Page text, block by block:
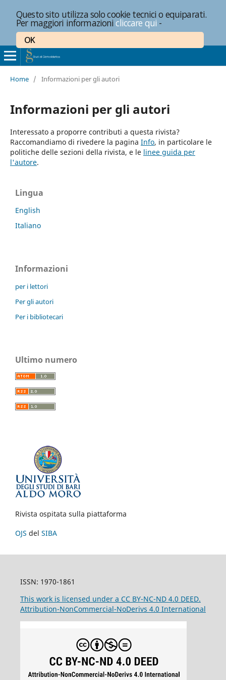
Questo sito utilizza solo cookie tecnici o equiparati.
Per maggiori informazionicliccare qui -
OK
Home / Informazioni per gli autori
Informazioni per gli autori
Interessato a proporre contributi a questa rivista?
Raccomandiamo di rivedere la pagina Info, in particolare le
politiche delle sezioni della rivista, e le linee guida per
l'autore.
Lingua
English
Italiano
Informazioni
per i lettori
Per gli autori
Per i bibliotecari
Ultimo numero
Rivista ospitata sulla piattaforma
OJS del SIBA
ISSN: 1970-1861
This work is licensed under a CC BY-NC-ND 4.0 DEED.
Attribution-NonCommercial-NoDerivs 4.0 International